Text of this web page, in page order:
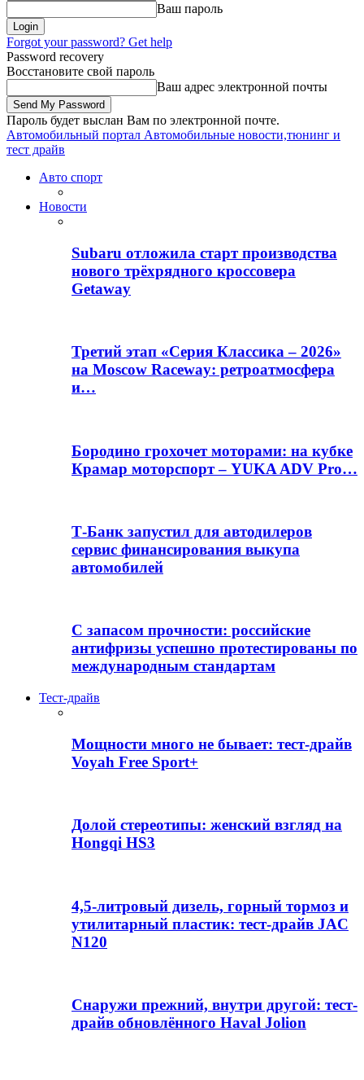
Ваш пароль
Forgot your password? Get help
Password recovery
Восстановите свой пароль
Ваш адрес электронной почты
Пароль будет выслан Вам по электронной почте.
Автомобильный портал Автомобильные новости,тюнинг и
тест драйв
Авто спорт
Новости
Subaru отложила старт производства
нового трёхрядного кроссовера
Getaway
Третий этап «Серия Классика – 2026»
на Moscow Raceway: ретроатмосфера
и…
Бородино грохочет моторами: на кубке
Крамар моторспорт – YUKA ADV Pro…
Т-Банк запустил для автодилеров
сервис финансирования выкупа
автомобилей
С запасом прочности: российские
антифризы успешно протестированы по
международным стандартам
Тест-драйв
Мощности много не бывает: тест-драйв
Voyah Free Sport+
Долой стереотипы: женский взгляд на
Hongqi HS3
4,5-литровый дизель, горный тормоз и
утилитарный пластик: тест-драйв JAC
N120
Снаружи прежний, внутри другой: тест-
драйв обновлённого Haval Jolion